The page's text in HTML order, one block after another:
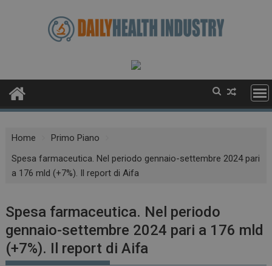
Home
Primo Piano
Spesa farmaceutica. Nel periodo gennaio-settembre 2024 pari
a 176 mld (+7%). Il report di Aifa
Spesa farmaceutica. Nel periodo
gennaio-settembre 2024 pari a 176 mld
(+7%). Il report di Aifa